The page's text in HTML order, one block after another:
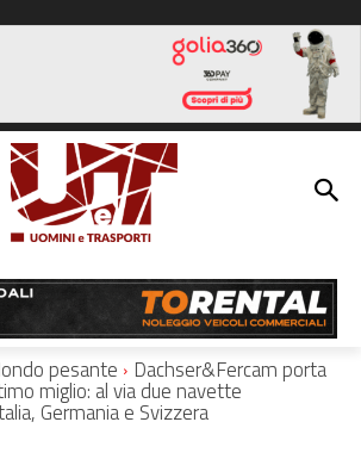
pesante Dachser&Fercam porta
miglio: al via due navette
Germania e Svizzera